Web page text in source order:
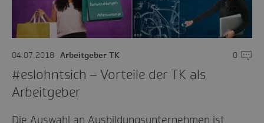
04.07.2018 Arbeitgeber TK 0
#eslohntsich – Vorteile der TK als
Arbeitgeber
Die Auswahl an Ausbildungsunternehmen ist